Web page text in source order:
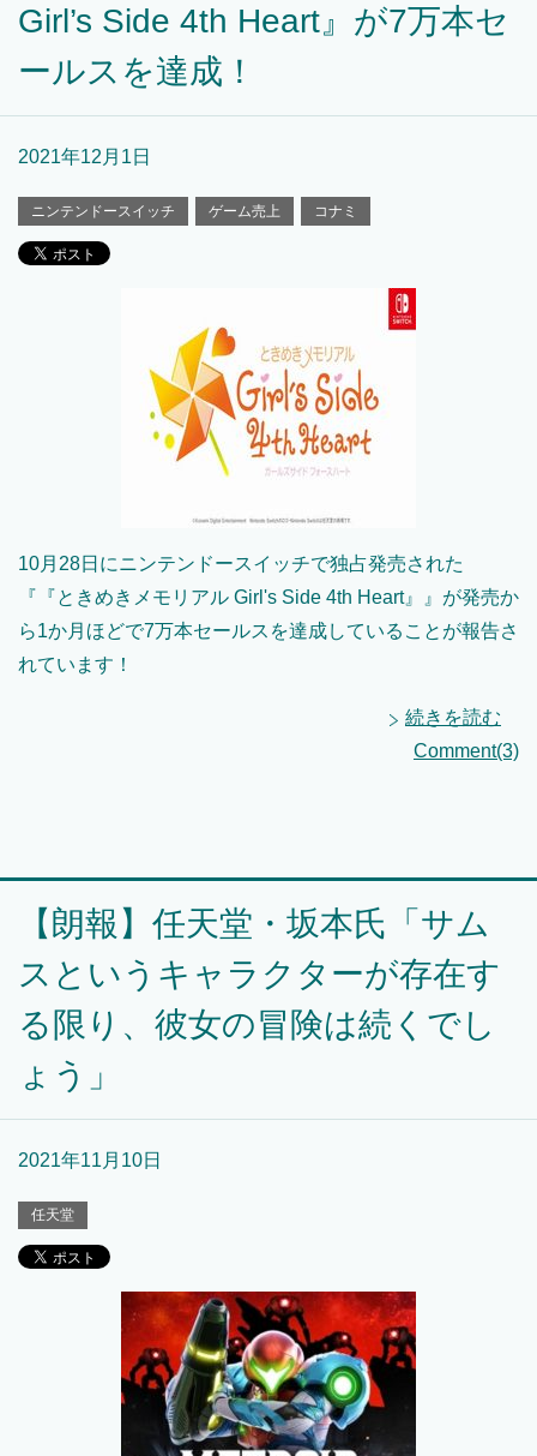
Girl’s Side 4th Heart』が7万本セ
ールスを達成！
2021年12月1日
ニンテンドースイッチ ゲーム売上 コナミ
10月28日にニンテンドースイッチで独占発売された
『『ときめきメモリアル Girl's Side 4th Heart』』が発売か
ら1か月ほどで7万本セールスを達成していることが報告さ
れています！
続きを読む
Comment(3)
【朗報】任天堂・坂本氏「サム
スというキャラクターが存在す
る限り、彼女の冒険は続くでし
ょう」
2021年11月10日
任天堂